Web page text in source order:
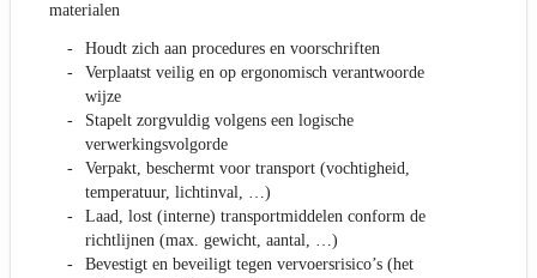
materialen
Houdt zich aan procedures en voorschriften
Verplaatst veilig en op ergonomisch verantwoorde
wijze
Stapelt zorgvuldig volgens een logische
verwerkingsvolgorde
Verpakt, beschermt voor transport (vochtigheid,
temperatuur, lichtinval, …)
Laad, lost (interne) transportmiddelen conform de
richtlijnen (max. gewicht, aantal, …)
Bevestigt en beveiligt tegen vervoersrisico’s (het